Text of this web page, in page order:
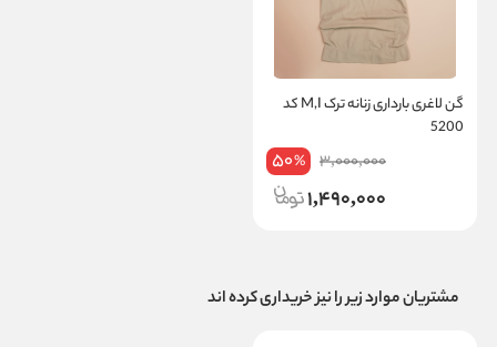
گن لاغری بارداری زنانه ترک M,I کد
5200
3,000,000
50%
1,490,000
مشتریان موارد زیر را نیز خریداری کرده اند